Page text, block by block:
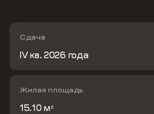
Сдача
IV кв. 2026 года
Жилая площадь
15.10 м 2